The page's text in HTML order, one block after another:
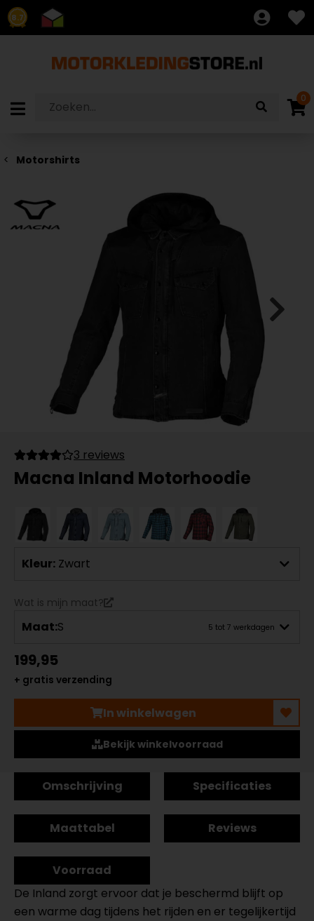
8.7
0
Motorshirts
3 reviews
Macna Inland Motorhoodie
Kleur: Zwart
Wat is mijn maat?
Maat:S 5 tot 7 werkdagen
199,95
+ gratis verzending
In winkelwagen
Bekijk winkelvoorraad
Omschrijving Specificaties
Maattabel Reviews
Voorraad
De Inland zorgt ervoor dat je beschermd blijft op
een warme dag tijdens het rijden en er tegelijkertijd